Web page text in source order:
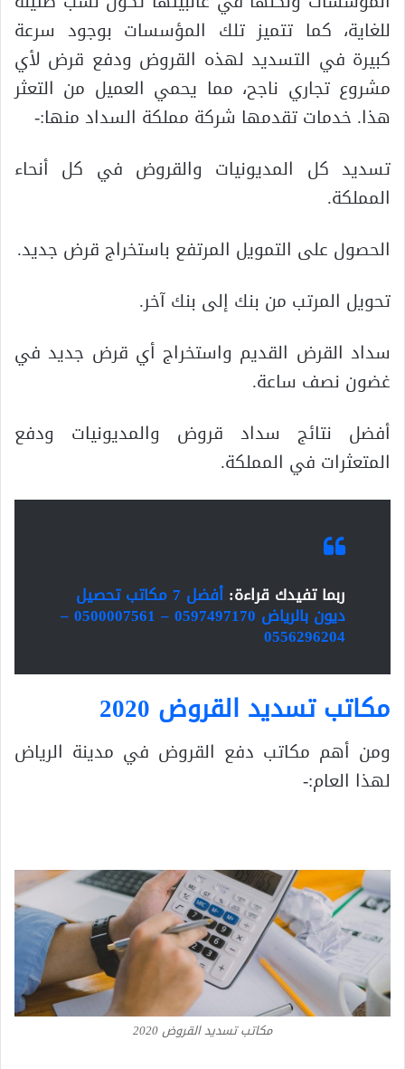
للغاية، كما تتميز تلك المؤسسات بوجود سرعة
كبيرة في التسديد لهذه القروض ودفع قرض لأي
مشروع تجاري ناجح، مما يحمي العميل من التعثر
هذا. خدمات تقدمها شركة مملكة السداد منها:-
تسديد كل المديونيات والقروض في كل أنحاء
المملكة.
الحصول على التمويل المرتفع باستخراج قرض جديد.
تحويل المرتب من بنك إلى بنك آخر.
سداد القرض القديم واستخراج أي قرض جديد في
غضون نصف ساعة.
أفضل نتائج سداد قروض والمديونيات ودفع
المتعثرات في المملكة.
ربما تفيدك قراءة: أفضل 7 مكاتب تحصيل
ديون بالرياض 0597497170 – 0500007561 –
0556296204
مكاتب تسديد القروض 2020
ومن أهم مكاتب دفع القروض في مدينة الرياض
لهذا العام:-
مكاتب تسديد القروض 2020